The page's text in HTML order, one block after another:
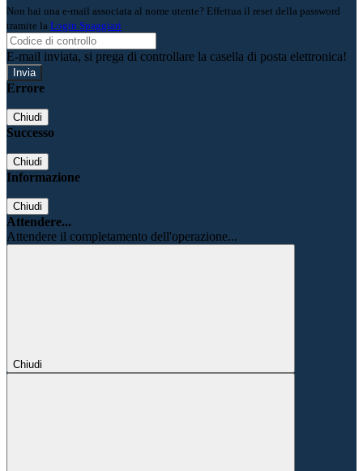
Non hai una e-mail associata al nome utente? Effettua il reset della password
tramite la Login Spaggiari
E-mail inviata, si prega di controllare la casella di posta elettronica!
Errore
Chiudi
Successo
Chiudi
Informazione
Chiudi
Attendere...
Attendere il completamento dell'operazione...
Chiudi